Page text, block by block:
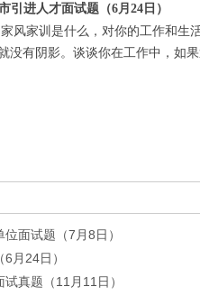
引进人才面试题（6月24日）
风家训是什么，对你的工作和生
没有阴影。谈谈你在工作中，如
面试题（7月8日）
月24日）
真题（11月11日）